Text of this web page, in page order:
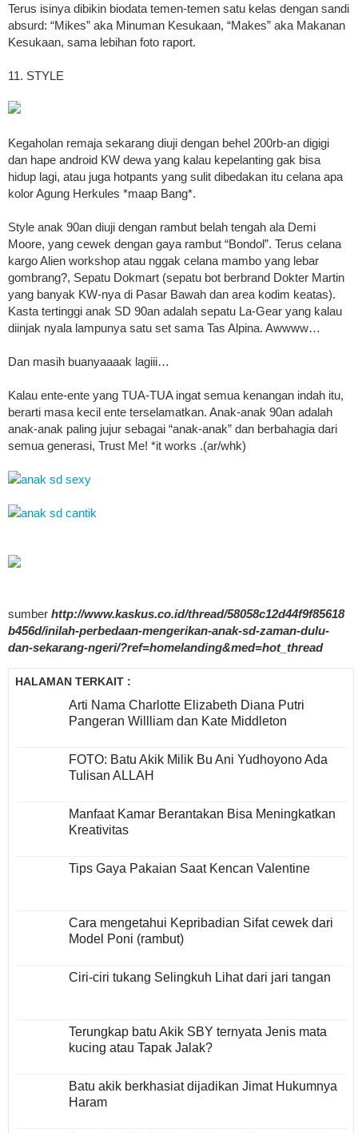
Terus isinya dibikin biodata temen-temen satu kelas dengan sandi
absurd: “Mikes” aka Minuman Kesukaan, “Makes” aka Makanan
Kesukaan, sama lebihan foto raport.
11. STYLE
Kegaholan remaja sekarang diuji dengan behel 200rb-an digigi
dan hape android KW dewa yang kalau kepelanting gak bisa
hidup lagi, atau juga hotpants yang sulit dibedakan itu celana apa
kolor Agung Herkules *maap Bang*.
Style anak 90an diuji dengan rambut belah tengah ala Demi
Moore, yang cewek dengan gaya rambut “Bondol”. Terus celana
kargo Alien workshop atau nggak celana mambo yang lebar
gombrang?, Sepatu Dokmart (sepatu bot berbrand Dokter Martin
yang banyak KW-nya di Pasar Bawah dan area kodim keatas).
Kasta tertinggi anak SD 90an adalah sepatu La-Gear yang kalau
diinjak nyala lampunya satu set sama Tas Alpina. Awwww…
Dan masih buanyaaaak lagiii…
Kalau ente-ente yang TUA-TUA ingat semua kenangan indah itu,
berarti masa kecil ente terselamatkan. Anak-anak 90an adalah
anak-anak paling jujur sebagai “anak-anak” dan berbahagia dari
semua generasi, Trust Me! *it works .(ar/whk)
sumber http://www.kaskus.co.id/thread/58058c12d44f9f85618
b456d/inilah-perbedaan-mengerikan-anak-sd-zaman-dulu-
dan-sekarang-ngeri/?ref=homelanding&med=hot_thread
HALAMAN TERKAIT :
Arti Nama Charlotte Elizabeth Diana Putri
Pangeran Willliam dan Kate Middleton
FOTO: Batu Akik Milik Bu Ani Yudhoyono Ada
Tulisan ALLAH
Manfaat Kamar Berantakan Bisa Meningkatkan
Kreativitas
Tips Gaya Pakaian Saat Kencan Valentine
Cara mengetahui Kepribadian Sifat cewek dari
Model Poni (rambut)
Ciri-ciri tukang Selingkuh Lihat dari jari tangan
Terungkap batu Akik SBY ternyata Jenis mata
kucing atau Tapak Jalak?
Batu akik berkhasiat dijadikan Jimat Hukumnya
Haram